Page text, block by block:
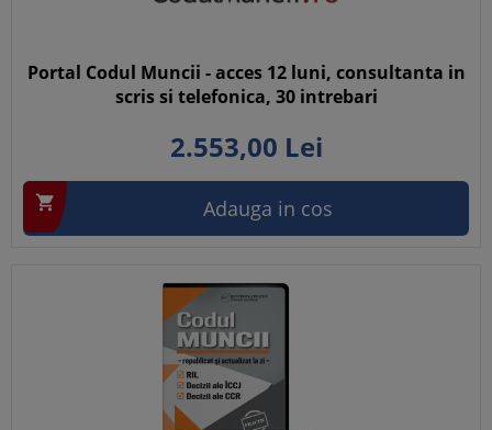
Portal Codul Muncii - acces 12 luni, consultanta in
scris si telefonica, 30 intrebari
2.553,00 Lei
 Adauga in cos